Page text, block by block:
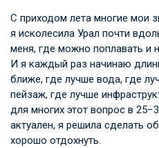
С приходом лета многие мои
я исколесила Урал почти
меня, где можно поплавать и
И я каждый раз начинаю
ближе, где лучше вода, где
пейзаж, где лучше
для многих этот вопрос в
актуален, я решила сделать
хорошо отдохнуть.